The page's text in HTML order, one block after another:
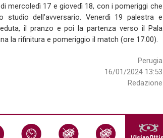
mercoledì 17 e giovedì 18, con i pomeriggi che
dell’avversario. Venerdì 19 palestra e
il pranzo e poi la partenza verso il Pala
la rifinitura e pomeriggio il match (ore 17.00).
Perugia
16/01/2024 13:53
Redazione